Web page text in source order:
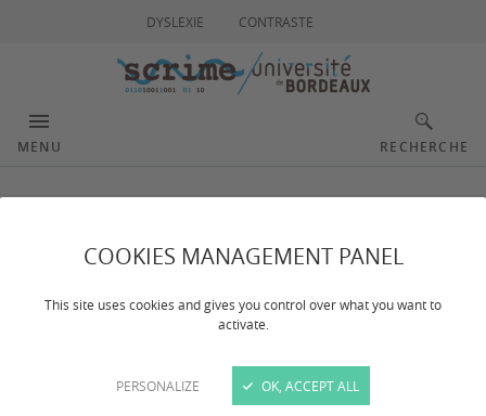
COOKIES MANAGEMENT PANEL
This site uses cookies and gives you control over what you want to
activate.
PERSONALIZE OK, ACCEPT ALL
DYSLEXIE CONTRASTE
MENU RECHERCHE